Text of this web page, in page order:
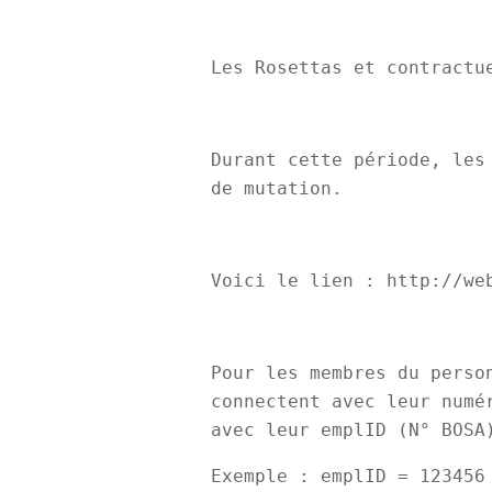
Les Rosettas et
Durant cette période, les
de mutation.
Voici le lien : http://
Pour les membres du
connectent avec leur
avec leur emplID (N°
Exemple : emplID =